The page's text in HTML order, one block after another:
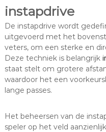
instapdrive
De instapdrive wordt
uitgevoerd met het
veters, om een sterke en
Deze techniek is belangrijk
staat stelt om grotere
waardoor het een
lange passes.
Het beheersen van de
speler op het veld